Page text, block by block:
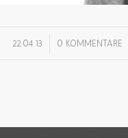
22.04.13 0 KOMMENTARE
/